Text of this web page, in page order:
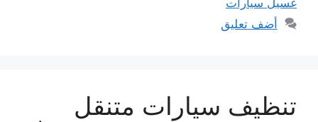
غسيل سيارات
أضف تعليق
تنظيف سيارات متنقل